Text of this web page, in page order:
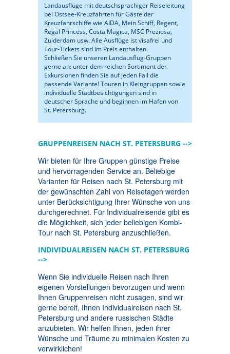
Landausflüge mit deutschsprachiger Reiseleitung
bei Ostsee-Kreuzfahrten für Gäste der
Kreuzfahrschiffe wie AIDA, Mein Schiff, Regent,
Regal Princess, Costa Magica, MSC Preziosa,
Zuiderdam usw. Alle Ausflüge ist visafrei und
Tour-Tickets sind im Preis enthalten.
Schließen Sie unseren Landausflug-Gruppen
gerne an: unter dem reichen Sortiment der
Exkursionen finden Sie auf jeden Fall die
passende Variante! Touren in Kleingruppen sowie
individuelle Stadtbesichtigungen sind in
deutscher Sprache und beginnen im Hafen von
St. Petersburg.
GRUPPENREISEN NACH ST. PETERSBURG -->
Wir bieten für Ihre Gruppen günstige Preise
und hervorragenden Service an. Beliebige
Varianten für Reisen nach St. Petersburg mit
der gewünschten Zahl von Reisetagen werden
unter Berücksichtigung Ihrer Wünsche von uns
durchgerechnet. Für Individualreisende gibt es
die Möglichkeit, sich jeder beliebigen Kombi-
Tour nach St. Petersburg anzuschließen.
INDIVIDUALREISEN NACH ST. PETERSBURG
-->
Wenn Sie individuelle Reisen nach Ihren
eigenen Vorstellungen bevorzugen und wenn
Ihnen Gruppenreisen nicht zusagen, sind wir
gerne bereit, Ihnen Individualreisen nach St.
Petersburg und andere russischen Städte
anzubieten. Wir helfen Ihnen, jeden ihrer
Wünsche und Träume zu minimalen Kosten zu
verwirklichen!